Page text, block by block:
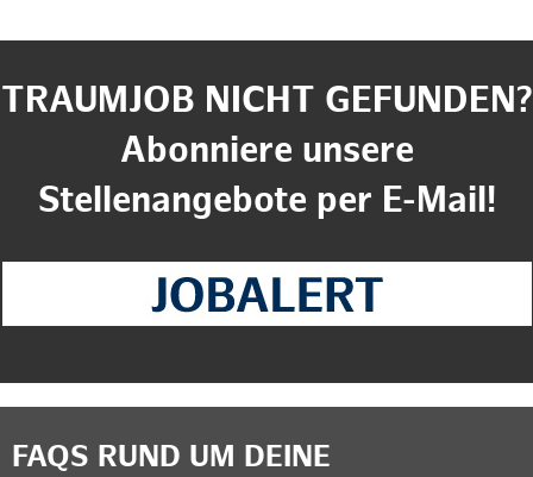
TRAUMJOB NICHT GEFUNDEN?
Abonniere unsere
Stellenangebote per E-Mail!
FAQS RUND UM DEINE